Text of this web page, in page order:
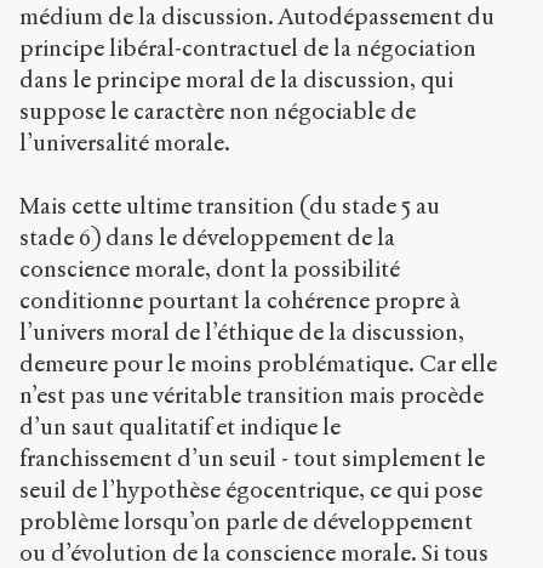
médium de la discussion. Autodépassement du
principe libéral-contractuel de la négociation
dans le principe moral de la discussion, qui
suppose le caractère non négociable de
l’universalité morale.
Mais cette ultime transition (du stade 5 au
stade 6) dans le développement de la
conscience morale, dont la possibilité
conditionne pourtant la cohérence propre à
l’univers moral de l’éthique de la discussion,
demeure pour le moins problématique. Car elle
n’est pas une véritable transition mais procède
d’un saut qualitatif et indique le
franchissement d’un seuil - tout simplement le
seuil de l’hypothèse égocentrique, ce qui pose
problème lorsqu’on parle de développement
ou d’évolution de la conscience morale. Si tous